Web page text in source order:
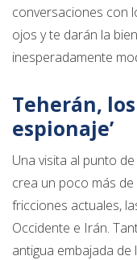
conversaciones con
ojos y te darán la
inesperadamente
Teherán, los
espionaje’
Una visita al punto
crea un poco más
fricciones actuales,
Occidente e Irán.
antigua embajada